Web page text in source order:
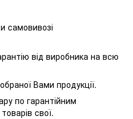
самовивозі
від виробника на всю
Вами продукції.
по гарантійним
свої.